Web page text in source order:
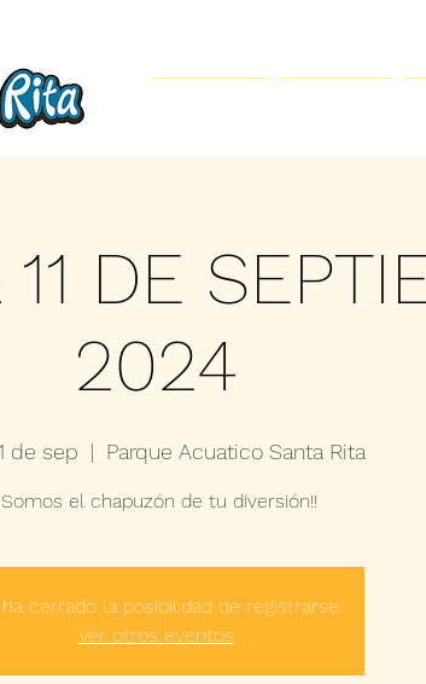
DE
2024
de sep
  |
Parque Acuatico Santa Rita
el chapuzón de tu diversión!!
cerrado la posibilidad de registrarse
Ver otros eventos